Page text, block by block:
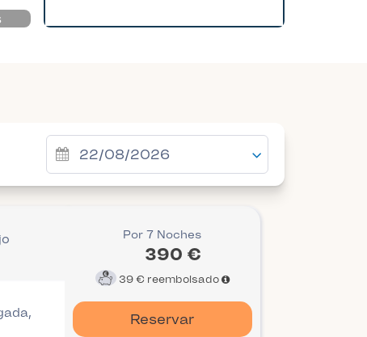
Por 7 Noches
390 €
39 € reembolsado
Reservar